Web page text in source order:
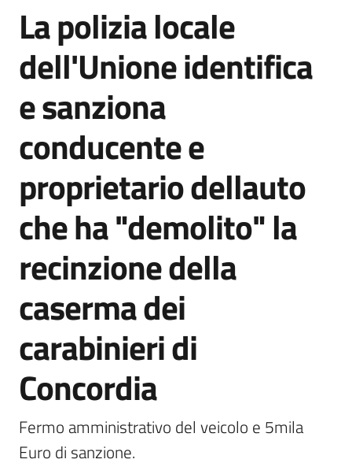
Amministrazione
Novità
Servizi
Documenti
e
dati
Scopri
il
territorio
Tutti
per
Salta al contenuto
La polizia locale
dell'Unione identifica
e sanziona
conducente e
proprietario dellauto
che ha "demolito" la
recinzione della
caserma dei
carabinieri di
Concordia
Fermo amministrativo del veicolo e 5mila
Euro di sanzione.